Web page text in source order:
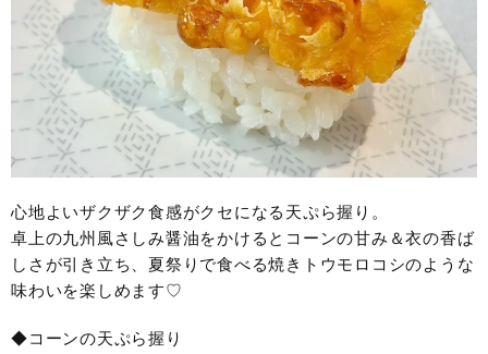
心地よいザクザク食感がクセになる天ぷら握り。
卓上の九州風さしみ醤油をかけるとコーンの甘み＆衣の香ば
しさが引き立ち、夏祭りで食べる焼きトウモロコシのような
味わいを楽しめます♡
◆コーンの天ぷら握り